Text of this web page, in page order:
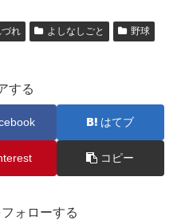
れ よしなしごと
野球
する
はてブ
コピー
ォローする